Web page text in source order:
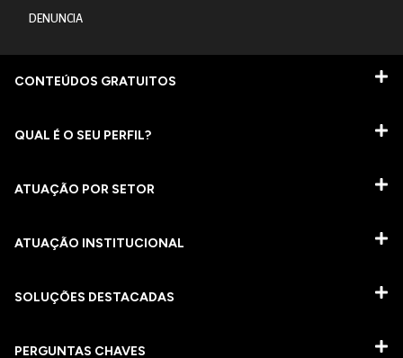
DENUNCIA
CONTEÚDOS GRATUITOS
QUAL É O SEU PERFIL?
ATUAÇÃO POR SETOR
ATUAÇÃO INSTITUCIONAL
SOLUÇÕES DESTACADAS
PERGUNTAS CHAVES​